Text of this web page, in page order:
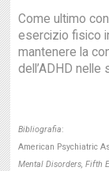
Come ultimo
esercizio fisico
mantenere la
dell’ADHD nelle
Bibliografia:
American Psychiatric
Mental Disorders, Fifth